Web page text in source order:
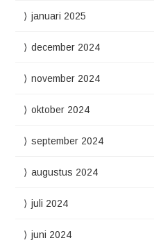
januari 2025
december 2024
november 2024
oktober 2024
september 2024
augustus 2024
juli 2024
juni 2024